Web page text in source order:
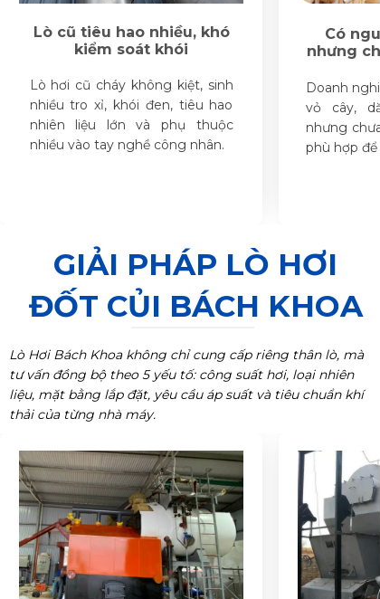
Có
nhưng
Doanh
vỏ cây,
nhưng
phù hợp
Lò cũ tiêu hao nhiều, khó
kiểm soát khói
Lò hơi cũ cháy không kiệt, sinh
nhiều tro xỉ, khói đen, tiêu hao
nhiên liệu lớn và phụ thuộc
nhiều vào tay nghề công nhân.
GIẢI PHÁP LÒ HƠI
ĐỐT CỦI BÁCH KHOA
Lò Hơi Bách Khoa không chỉ cung cấp riêng thân lò, mà
tư vấn đồng bộ theo 5 yếu tố: công suất hơi, loại nhiên
liệu, mặt bằng lắp đặt, yêu cầu áp suất và tiêu chuẩn khí
thải của từng nhà máy.